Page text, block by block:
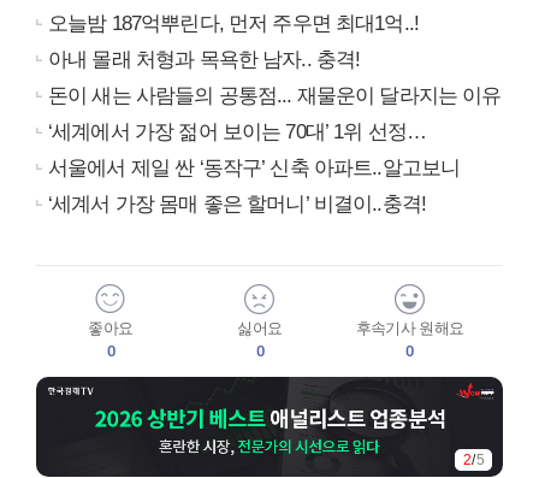
오늘밤 187억뿌린다, 먼저 주우면 최대1억..!
아내 몰래 처형과 목욕한 남자.. 충격!
돈이 새는 사람들의 공통점... 재물운이 달라지는 이유
‘세계에서 가장 젊어 보이는 70대’ 1위 선정…
서울에서 제일 싼 ‘동작구’ 신축 아파트..알고보니
‘세계서 가장 몸매 좋은 할머니’ 비결이..충격!
좋아요
0
싫어요
0
후속기사 원해요
0
3/5